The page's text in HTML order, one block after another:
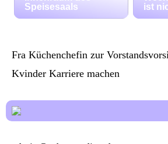
Speisesaals
ist
Fra Küchenchefin zur
Kvinder Karriere machen